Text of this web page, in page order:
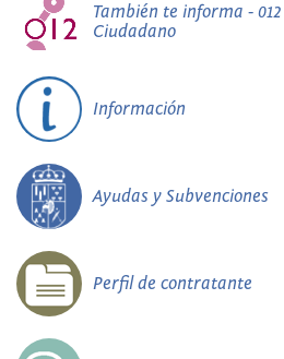
También te informa -
Ciudadano
Información
Ayudas y Subvenciones
Perfil de contratante